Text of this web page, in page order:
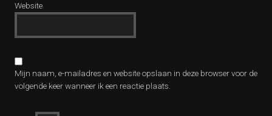
Website
Mijn naam, e-mailadres en website opslaan in deze browser voor de
volgende keer wanneer ik een reactie plaats.